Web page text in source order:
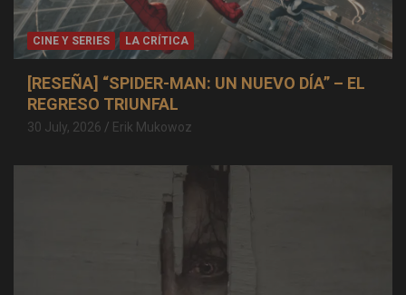
CINE Y SERIES LA CRÍTICA
[RESEÑA] “SPIDER-MAN: UN NUEVO DÍA” – EL
REGRESO TRIUNFAL
30 July, 2026 Erik Mukowoz